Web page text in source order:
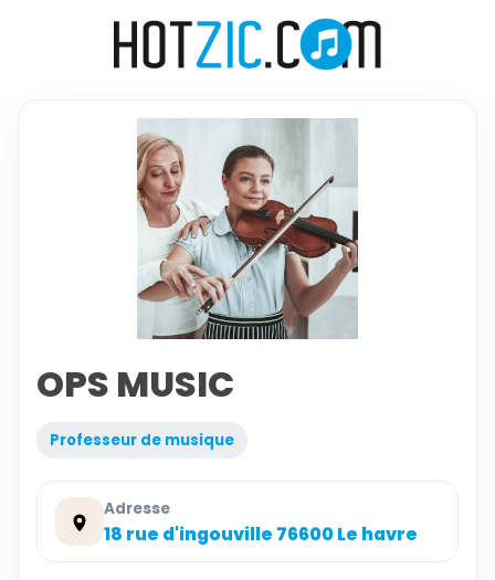
OPS MUSIC
Professeur de musique
Adresse
18 rue d'ingouville 76600 Le havre